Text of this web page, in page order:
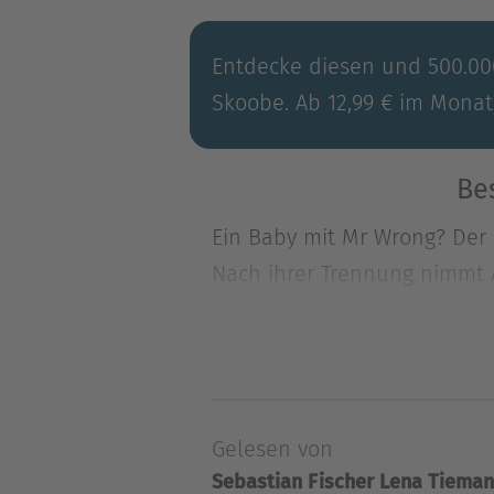
Entdecke diesen und
Skoobe. Ab 12,99 € im
Ein Baby mit Mr Wrong?
Nach ihrer Trennung
Nach ihrer Trennung
miteinander. Alles scheint
Gelesen von
Sebastian Fischer Lena